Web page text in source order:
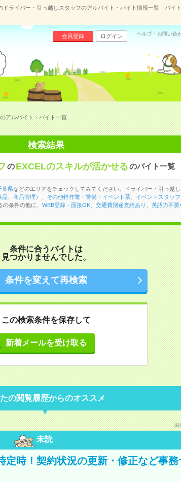
ドライバー・引っ越しスタッフのアルバイト・バイト情報一覧｜バイ
会員登録 ログイン ヘルプ・お問い合
アルバイト・バイト一覧
検索結果
の EXCELのスキルが活かせるのバイト一覧
葉県などのエリアをチェックしてみてください。ドライバー・引っ越
、商品管理） その他軽作業・警備・イベント系 イベントスタッ
条件の他に、 WEB登録・面接OK、 交通費別途支給あり 英語力不要
条件に合うバイトは
見つかりませんでした。
条件を変えて再検索
この検索条件を保存して
新着メールを受け取る
の閲覧履歴からのオススメ
掲
未読
定時！契約状況の更新・修正など事務